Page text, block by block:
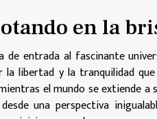
en la
de entrada al fascinante
libertad y la tranquilidad
el mundo se extiende
una perspectiva